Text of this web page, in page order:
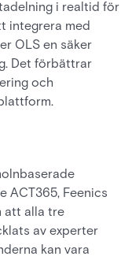
i realtid för
integrera med
OLS en säker
Det förbättrar
och
ACT365, Feenics
att alla tre
av experter
kan vara